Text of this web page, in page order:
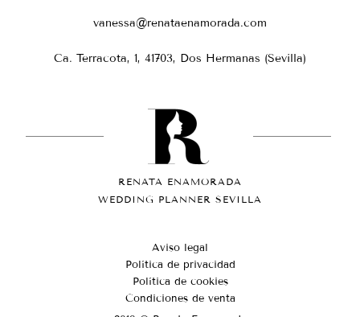
vanessa@renataenamorada.com
Ca. Terracota, 1, 41703, Dos Hermanas (Sevilla)
RENATA ENAMORADA
WEDDING PLANNER SEVILLA
Aviso legal
Política de privacidad
Política de cookies
Condiciones de venta